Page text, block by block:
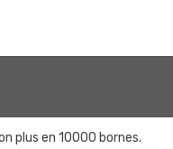
plus en 10000 bornes.